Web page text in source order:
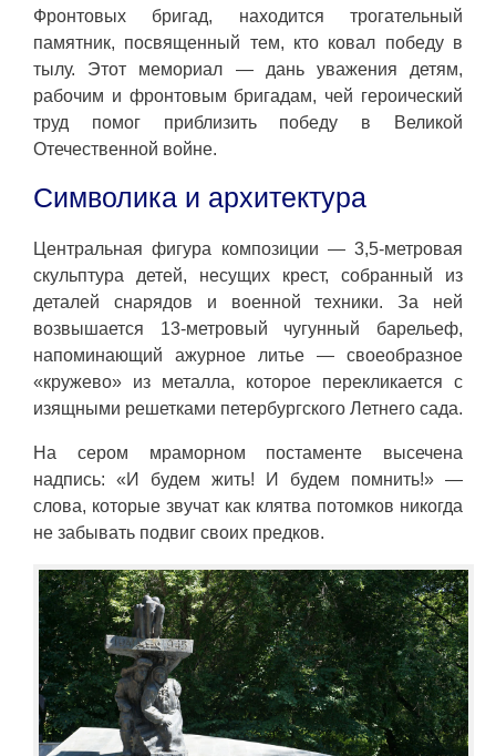
Фронтовых бригад, находится трогательный
памятник, посвященный тем, кто ковал победу в
тылу. Этот мемориал — дань уважения детям,
рабочим и фронтовым бригадам, чей героический
труд помог приблизить победу в Великой
Отечественной войне.
Символика и архитектура
Центральная фигура композиции — 3,5-метровая
скульптура детей, несущих крест, собранный из
деталей снарядов и военной техники. За ней
возвышается 13-метровый чугунный барельеф,
напоминающий ажурное литье — своеобразное
«кружево» из металла, которое перекликается с
изящными решетками петербургского Летнего сада.
На сером мраморном постаменте высечена
надпись: «И будем жить! И будем помнить!» —
слова, которые звучат как клятва потомков никогда
не забывать подвиг своих предков.